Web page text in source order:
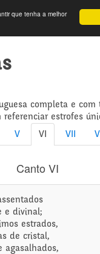
que tenha a melhor
completa e com
referenciar estrofes
V VI VII
Canto VI
e divinal;
estrados,
de cristal,
agasalhados,